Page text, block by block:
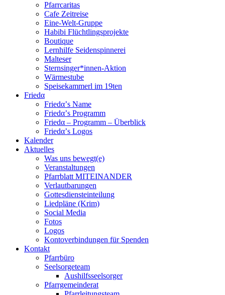
Pfarrcaritas
Cafe Zeitreise
Eine-Welt-Gruppe
Habibi Flüchtlingsprojekte
Boutique
Lernhilfe Seidenspinnerei
Malteser
Sternsinger*innen-Aktion
Wärmestube
Speisekammerl im 19ten
Friedα
Friedα’s Name
Friedα’s Programm
Friedα – Programm – Überblick
Friedα’s Logos
Kalender
Aktuelles
Was uns bewegt(e)
Veranstaltungen
Pfarrblatt MITEINANDER
Verlautbarungen
Gottesdiensteinteilung
Liedpläne (Krim)
Social Media
Fotos
Logos
Kontoverbindungen für Spenden
Kontakt
Pfarrbüro
Seelsorgeteam
Aushilfsseelsorger
Pfarrgemeinderat